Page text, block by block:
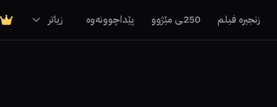
زنجیرە فیلم 250ـی مێژوو پێداچوونەوە زیاتر